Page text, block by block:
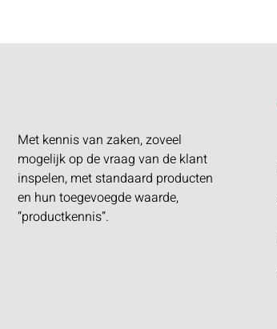
Met kennis van zaken, zoveel
mogelijk op de vraag van de klant
inspelen, met standaard producten
en hun toegevoegde waarde,
“productkennis”.